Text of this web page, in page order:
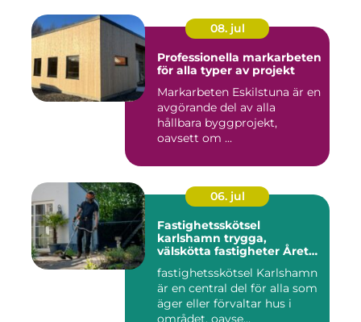
08. jul
Professionella markarbeten
för alla typer av projekt
Markarbeten Eskilstuna är en
avgörande del av alla
hållbara byggprojekt,
oavsett om ...
06. jul
Fastighetsskötsel
karlshamn trygga,
välskötta fastigheter Året
fastighetsskötsel Karlshamn
är en central del för alla som
äger eller förvaltar hus i
området, oavse...